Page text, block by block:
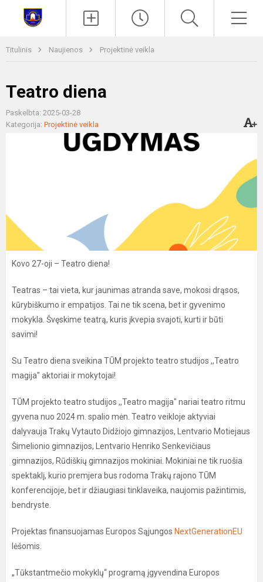
Titulinis Naujienos Projektinė veikla
Teatro diena
Paskelbta: 2025-03-28
Kategorija: Projektinė veikla
Kovo 27-oji – Teatro diena!
Teatras – tai vieta, kur jaunimas atranda save, mokosi drąsos,
kūrybiškumo ir empatijos. Tai ne tik scena, bet ir gyvenimo
mokykla. Švęskime teatrą, kuris įkvepia svajoti, kurti ir būti
savimi!
Su Teatro diena sveikina TŪM projekto teatro studijos ,,Teatro
magija" aktoriai ir mokytojai!
TŪM projekto teatro studijos ,,Teatro magija" nariai teatro ritmu
gyvena nuo 2024 m. spalio mėn. Teatro veikloje aktyviai
dalyvauja Trakų Vytauto Didžiojo gimnazijos, Lentvario Motiejaus
Šimelionio gimnazijos, Lentvario Henriko Senkevičiaus
gimnazijos, Rūdiškių gimnazijos mokiniai. Mokiniai ne tik ruošia
spektaklį, kurio premjera bus rodoma Trakų rajono TŪM
konferencijoje, bet ir džiaugiasi tinklaveika, naujomis pažintimis,
bendryste.
Projektas finansuojamas Europos Sąjungos NextGenerationEU
lėšomis.
„Tūkstantmečio mokyklų“ programą įgyvendina Europos